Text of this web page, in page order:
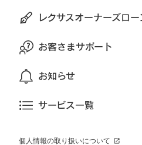
レクサスオーナーズロー
お客さまサポート
お知らせ
サービス一覧
個人情報の取り扱いについて